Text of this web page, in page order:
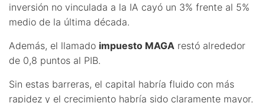
inversión no vinculada a la IA cayó un 3% frente al 5%
medio de la última década.
Además, el llamado impuesto MAGA restó alrededor
de 0,8 puntos al PIB.
Sin estas barreras, el capital habría fluido con más
rapidez y el crecimiento habría sido claramente mayor.